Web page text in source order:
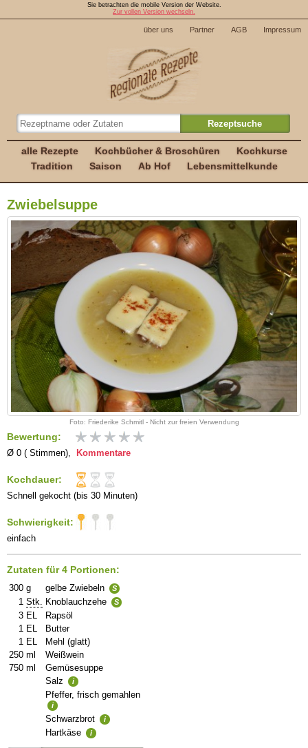
Sie betrachten die mobile Version der Website.
Zur vollen Version wechseln.
über uns Partner AGB Impressum
alle Rezepte Kochbücher & Broschüren
Kochkurse
Tradition
Saison Ab Hof Lebensmittelkunde
Zwiebelsuppe
Foto: Friederike Schmitl - Nicht zur freien Verwendung
Bewertung:
Ø 0 ( Stimmen), Kommentare
Kochdauer:
Schnell gekocht (bis 30 Minuten)
Schwierigkeit:
einfach
Zutaten für 4 Portionen:
300 g gelbe Zwiebeln S
1 Stk. Knoblauchzehe S
3 EL
Rapsöl
1 EL
Butter
1 EL
Mehl (glatt)
250 ml
Weißwein
750 ml
Gemüsesuppe
Salz
i
Pfeffer, frisch gemahlen
i
Schwarzbrot i
Hartkäse i